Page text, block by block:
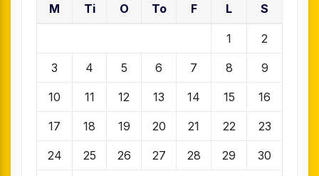
M Ti O To F L S
1 2
3 4 5 6 7 8 9
10 11 12 13 14 15 16
17 18 19 20 21 22 23
24 25 26 27 28 29 30